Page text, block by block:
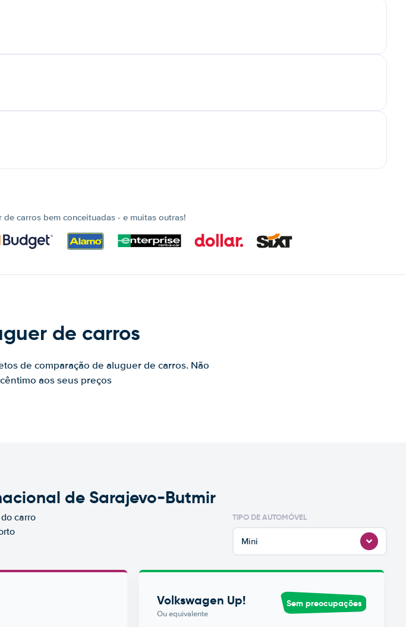
carros bem conceituadas - e muitas outras!
de carros
de comparação de aluguer de carros. Não
aos seus preços
de Sarajevo-Butmir
carro
TIPO DE AUTOMÓVEL
Mini
Volkswagen Up!
Ou equivalente
Sem preocupações